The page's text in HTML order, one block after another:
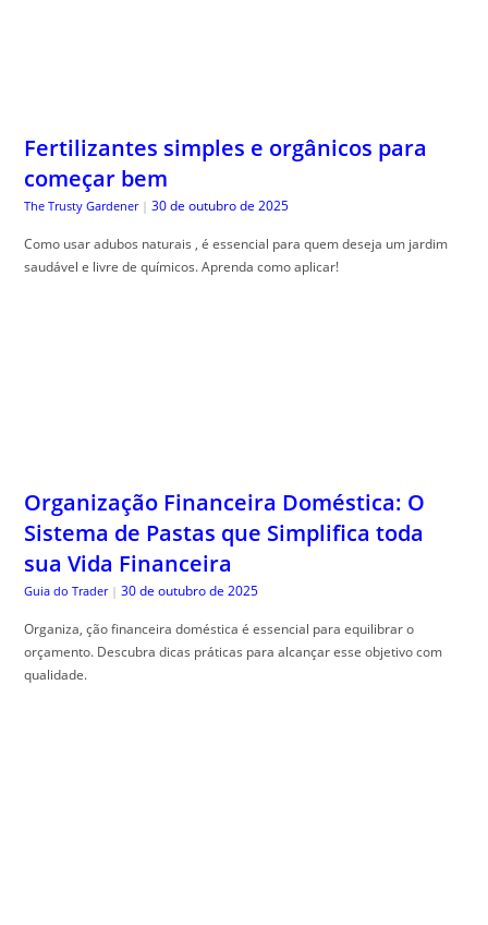
Fertilizantes simples e orgânicos para
começar bem
The Trusty Gardener | 30 de outubro de 2025
Como usar adubos naturais , é essencial para quem deseja um jardim
saudável e livre de químicos. Aprenda como aplicar!
Organização Financeira Doméstica: O
Sistema de Pastas que Simplifica toda
sua Vida Financeira
Guia do Trader | 30 de outubro de 2025
Organiza, ção financeira doméstica é essencial para equilibrar o
orçamento. Descubra dicas práticas para alcançar esse objetivo com
qualidade.